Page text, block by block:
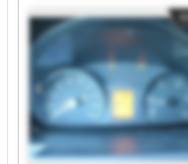
e.K. soni machines e.K. soni
machines e.K. soni machines e.K.
e.K. soni machines e.K. soni
e.K.